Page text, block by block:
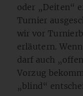
oder „Deiten“
Turnier
wir vor
erläutern.
darf auch
Vorzug
„blind“